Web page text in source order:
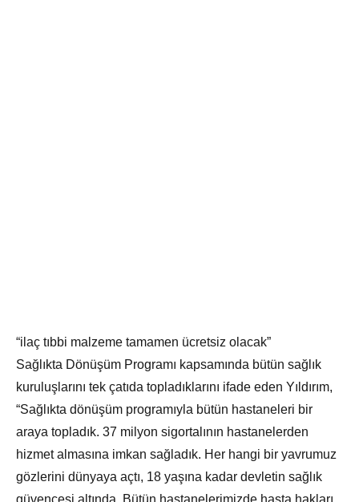
“ilaç tıbbi malzeme tamamen ücretsiz olacak”
Sağlıkta Dönüşüm Programı kapsamında bütün sağlık
kuruluşlarını tek çatıda topladıklarını ifade eden Yıldırım,
“Sağlıkta dönüşüm programıyla bütün hastaneleri bir
araya topladık. 37 milyon sigortalının hastanelerden
hizmet almasına imkan sağladık. Her hangi bir yavrumuz
gözlerini dünyaya açtı, 18 yaşına kadar devletin sağlık
güvencesi altında. Bütün hastanelerimizde hasta hakları